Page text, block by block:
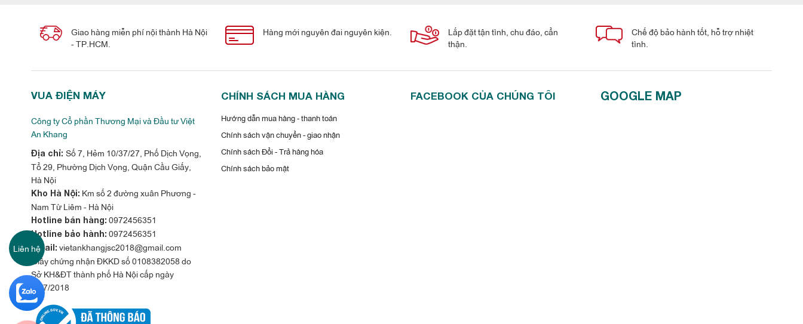
Giao hàng miễn phí nội thành Hà Nội
- TP.HCM.
Hàng mới nguyên đai nguyên kiện.
Lắp đặt tận tình, chu đáo, cẩn
thận.
Chế độ bảo hành tốt, hỗ trợ nhiệt
tình.
VUA ĐIỆN MÁY
Công ty Cổ phần Thương Mại và Đầu tư Việt
An Khang
Địa chỉ: Số 7, Hẻm 10/37/27, Phố Dịch Vọng,
Tổ 29, Phường Dịch Vọng, Quận Cầu Giấy,
Hà Nội
Kho Hà Nội: Km số 2 đường xuân Phương -
Nam Từ Liêm - Hà Nội
Hotline bán hàng: 0972456351
Hotline bảo hành: 0972456351
Email: vietankhangjsc2018@gmail.com
Giấy chứng nhận ĐKKD số 0108382058 do
Sở KH&ĐT thành phố Hà Nội cấp ngày
31/7/2018
CHÍNH SÁCH MUA HÀNG
Hướng dẫn mua hàng - thanh toán
Chính sách vận chuyển - giao nhận
Chính sách Đổi - Trả hàng hóa
Chính sách bảo mật
FACEBOOK CỦA CHÚNG TÔI GOOGLE MAP
Liên hệ